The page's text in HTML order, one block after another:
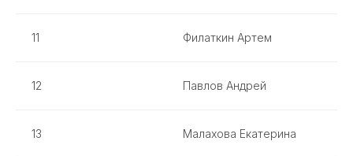
11 Филаткин Артем
12 Павлов Андрей
13 Малахова Екатерина